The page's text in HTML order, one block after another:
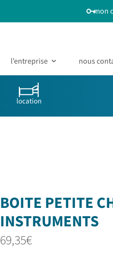
mon
l’entreprise nous
location
BOITE PETITE
INSTRUMENTS
69,35€